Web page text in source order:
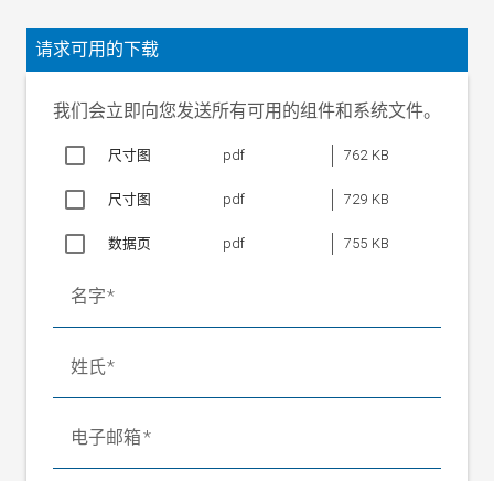
导正精度
辨率）
±300 mm（取决于幅面宽度、幅面进给
距离和幅面类别）
最大 100 m/min
工作宽度
1600 至 3600 mm（辊子直径 215 mm）
工作电压
环境条件
机器内部防
护等级
IP 54
请求可用的下载
我们会立即向您发送所有可用的组件和系统文件。
尺寸图 pdf 762 KB
尺寸图 pdf 729 KB
数据页 pdf 755 KB
名字
姓氏
电子邮箱